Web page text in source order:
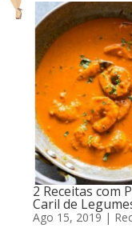
2 Receitas com
Caril de
Ago 15, 2019 |